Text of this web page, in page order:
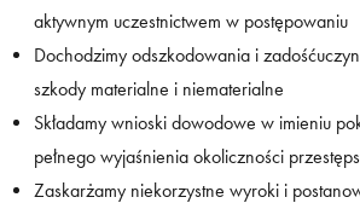
aktywnym uczestnictwem w postępowaniu
Dochodzimy odszkodowania i
szkody materialne i niematerialne
Składamy wnioski dowodowe w imieniu
pełnego wyjaśnienia okoliczności
Zaskarżamy niekorzystne wyroki i